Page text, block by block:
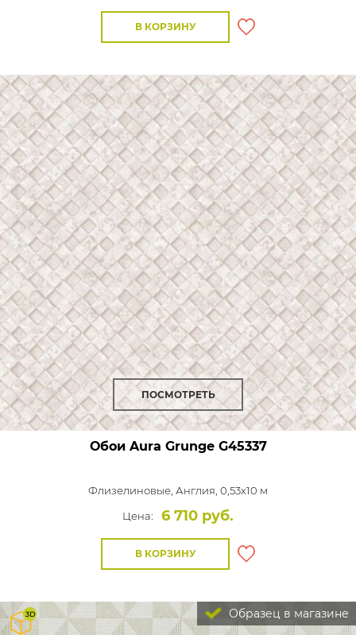
В КОРЗИНУ
ПОСМОТРЕТЬ
Обои Aura GrungeG45337
Флизелиновые, Англия, 0,53x10 м
Цена:
6 710 руб.
В КОРЗИНУ
Образец в магазине